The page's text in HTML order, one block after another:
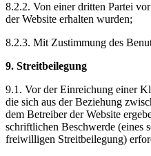
8.2.2. Von einer dritten Partei
der Website erhalten wurden;
8.2.3. Mit Zustimmung des
9. Streitbeilegung
9.1. Vor der Einreichung einer
die sich aus der Beziehung
dem Betreiber der Website
schriftlichen Beschwerde (eines
freiwilligen Streitbeilegung)